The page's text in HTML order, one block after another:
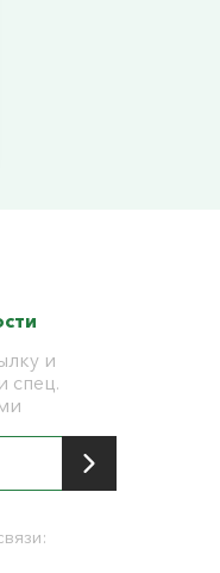
и
спец.